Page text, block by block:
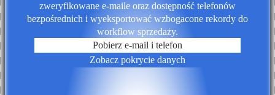
zweryfikowane e-maile oraz dostępność telefonów
bezpośrednich i wyeksportować wzbogacone rekordy do
workflow sprzedaży.
Pobierz e-mail i telefon
Zobacz pokrycie danych